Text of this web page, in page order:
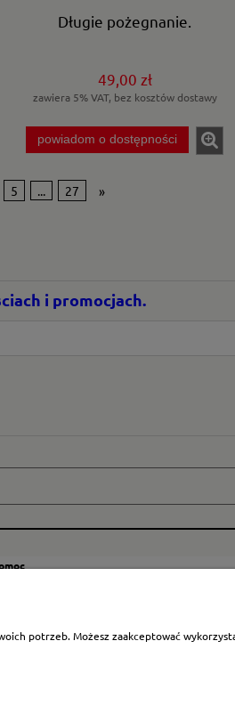
Długie pożegnanie.
49,00 zł
zawiera 5% VAT, bez kosztów dostawy
powiadom o dostępności
5 ... 27 »
i promocjach.
cookies
potrzeb. Możesz zaakceptować